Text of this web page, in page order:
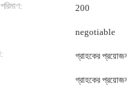
200
negotiable
গ্রাহকের
গ্রাহকের